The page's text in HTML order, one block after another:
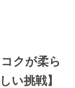
クが柔ら
い挑戦】